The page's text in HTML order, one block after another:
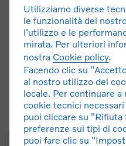
riferimento nella vendita
industriali Volvo in tutta la
la propria offerta
automotive con
Volvo Cars per
Utilizziamo diverse
le funzionalità del
l'utilizzo e le
mirata. Per ulteriori
nostra Cookie policy.
Facendo clic su
al nostro utilizzo dei
locale. Per continuare
cookie tecnici
puoi cliccare su
preferenze sui tipi di
puoi fare clic su